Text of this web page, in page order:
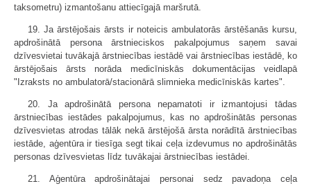
taksometru) izmantošanu attiecīgajā maršrutā.
19. Ja ārstējošais ārsts ir noteicis ambulatorās ārstēšanās kursu,
apdrošinātā persona ārstnieciskos pakalpojumus saņem savai
dzīvesvietai tuvākajā ārstniecības iestādē vai ārstniecības iestādē, ko
ārstējošais ārsts norāda medicīniskās dokumentācijas veidlapā
"Izraksts no ambulatorā/stacionārā slimnieka medicīniskās kartes".
20. Ja apdrošinātā persona nepamatoti ir izmantojusi tādas
ārstniecības iestādes pakalpojumus, kas no apdrošinātās personas
dzīvesvietas atrodas tālāk nekā ārstējošā ārsta norādītā ārstniecības
iestāde, aģentūra ir tiesīga segt tikai ceļa izdevumus no apdrošinātās
personas dzīvesvietas līdz tuvākajai ārstniecības iestādei.
21. Aģentūra apdrošinātajai personai sedz pavadoņa ceļa